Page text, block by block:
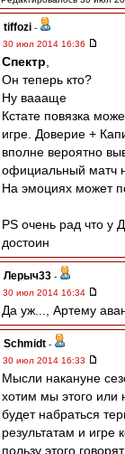
tiffozi -
30 июл 2014 16:36
Спектр
Он теперь кто?
Ну ваааще
Кстате повязка
игре. Доверие +
вполне вероятно
официальный матч
На эмоциях может
PS очень рад что у
достоин
Лерыч33 -
30 июл 2014 16:34
Да уж..., Артему
Schmidt -
30 июл 2014 16:33
Мысли накануне
хотим мы этого или
будет набраться
результатам и
пользу этого